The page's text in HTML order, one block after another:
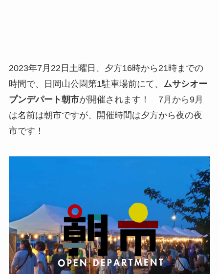
2023年7月22日土曜日、夕方16時から21時までの
時間で、日岡山公園第1駐車場前にて、 ムサシオー
プンデパート朝市が開催されます！ 7月から9月
は名前は朝市ですが、開催時間は夕方から夜の夜
市です！